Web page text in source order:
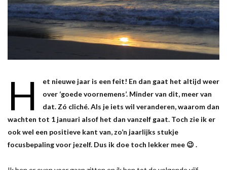
H
et nieuwe jaar is een feit! En dan gaat het altijd weer
over ‘goede voornemens’. Minder van dit, meer van
dat. Zó cliché. Als je iets wil veranderen, waarom dan
wachten tot 1 januari alsof het dan vanzelf gaat. Toch zie ik er
ook wel een positieve kant van, zo’n jaarlijks stukje
focusbepaling voor jezelf. Dus ik doe toch lekker mee 😉 .